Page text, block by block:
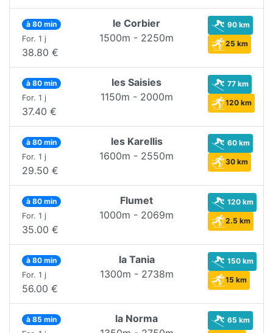
à 80 min
For. 1 j
38.80 €
le Corbier
1500m - 2250m
90 km
25 km
à 80 min
For. 1 j
37.40 €
les Saisies
1150m - 2000m
77 km
120 km
à 80 min
For. 1 j
29.50 €
les Karellis
1600m - 2550m
60 km
30 km
à 80 min
For. 1 j
35.00 €
Flumet
1000m - 2069m
120 km
2.5 km
à 80 min
For. 1 j
56.00 €
la Tania
1300m - 2738m
150 km
15 km
à 85 min
la Norma
65 km